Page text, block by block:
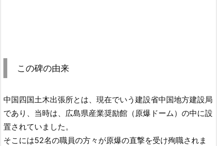
この碑の由来
中国四国土木出張所とは、現在でいう建設省中国地方建設局
であり、当時は、広島県産業奨励館（原爆ドーム）の中に設
置されていました。
そこには52名の職員の方々が原爆の直撃を受け殉職されま